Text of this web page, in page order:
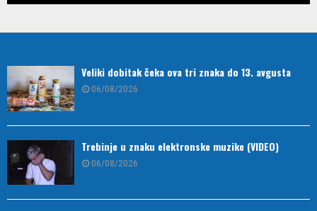
Veliki dobitak čeka ova tri znaka do 13. avgusta
06/08/2026
Trebinje u znaku elektronske muzike (VIDEO)
06/08/2026